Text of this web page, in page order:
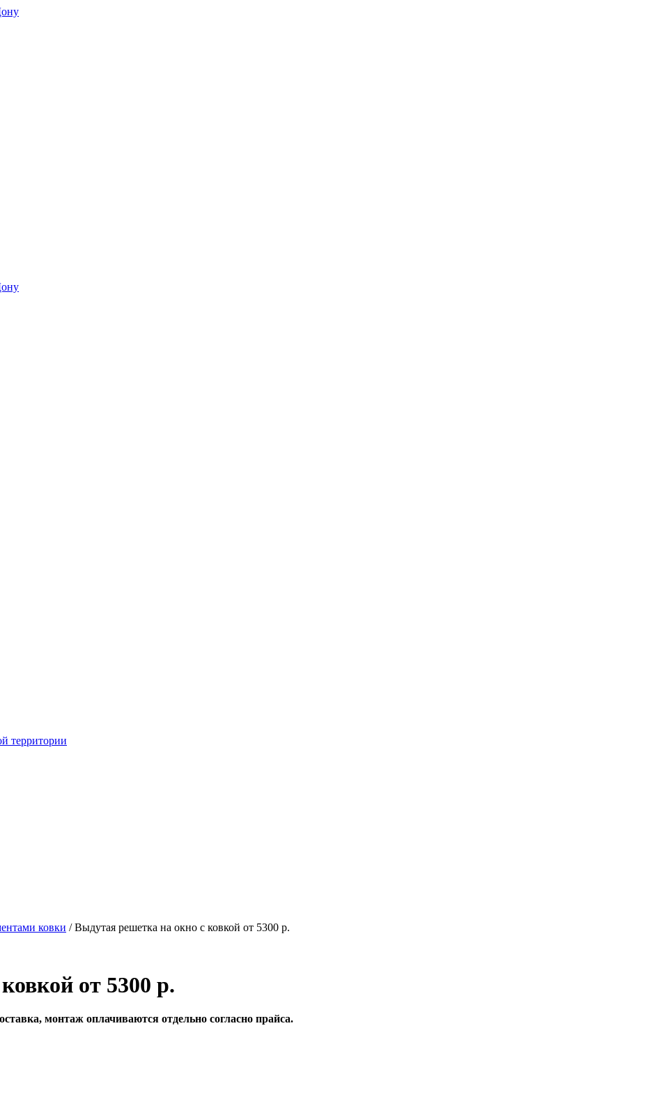
территории
ковки / Выдутая решетка на окно с ковкой от 5300 р.
от 5300 р.
монтаж оплачиваются отдельно согласно прайса.